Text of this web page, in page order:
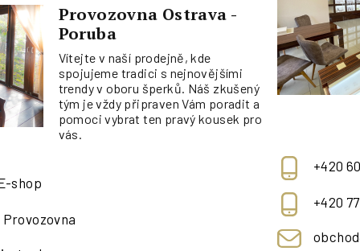
Provozovna Ostrava -
Poruba
Vítejte v naší prodejně, kde
spojujeme tradici s nejnovějšími
trendy v oboru šperků. Náš zkušený
tým je vždy připraven Vám poradit a
pomoci vybrat ten pravý kousek pro
vás.
shop
Provozovna
+420
+420